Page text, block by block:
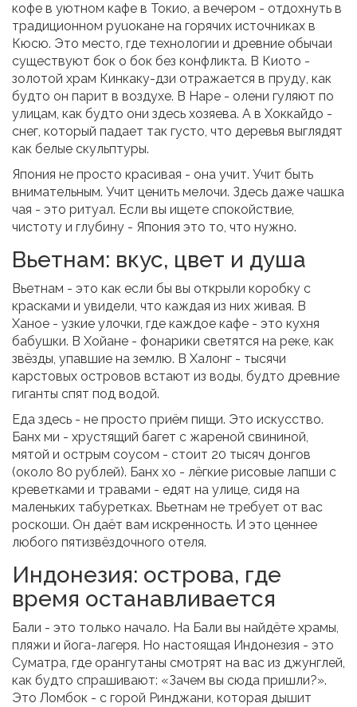
кофе в уютном кафе в Токио, а вечером - отдохнуть в
традиционном рyuокане на горячих источниках в
Кюсю. Это место, где технологии и древние обычаи
существуют бок о бок без конфликта. В Киото -
золотой храм Кинкаку-дзи отражается в пруду, как
будто он парит в воздухе. В Наре - олени гуляют по
улицам, как будто они здесь хозяева. А в Хоккайдо -
снег, который падает так густо, что деревья выглядят
как белые скульптуры.
Япония не просто красивая - она учит. Учит быть
внимательным. Учит ценить мелочи. Здесь даже чашка
чая - это ритуал. Если вы ищете спокойствие,
чистоту и глубину - Япония это то, что нужно.
Вьетнам: вкус, цвет и душа
Вьетнам - это как если бы вы открыли коробку с
красками и увидели, что каждая из них живая. В
Ханое - узкие улочки, где каждое кафе - это кухня
бабушки. В Хойане - фонарики светятся на реке, как
звёзды, упавшие на землю. В Халонг - тысячи
карстовых островов встают из воды, будто древние
гиганты спят под водой.
Еда здесь - не просто приём пищи. Это искусство.
Банх ми - хрустящий багет с жареной свининой,
мятой и острым соусом - стоит 20 тысяч донгов
(около 80 рублей). Банх хо - лёгкие рисовые лапши с
креветками и травами - едят на улице, сидя на
маленьких табуретках. Вьетнам не требует от вас
роскоши. Он даёт вам искренность. И это ценнее
любого пятизвёздочного отеля.
Индонезия: острова, где
время останавливается
Бали - это только начало. На Бали вы найдёте храмы,
пляжи и йога-лагеря. Но настоящая Индонезия - это
Суматра, где орангутаны смотрят на вас из джунглей,
как будто спрашивают: «Зачем вы сюда пришли?».
Это Ломбок - с горой Ринджани, которая дышит